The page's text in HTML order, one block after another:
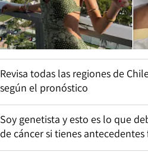
Revisa todas las regiones de
según el pronóstico
Soy genetista y esto es lo que
de cáncer si tienes